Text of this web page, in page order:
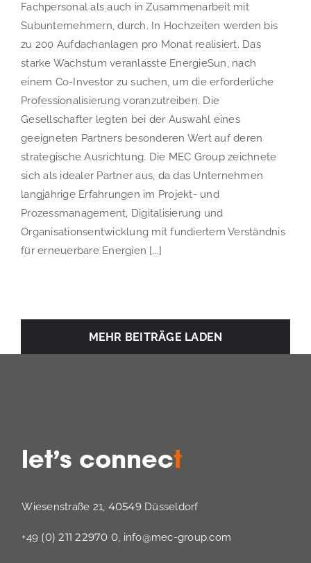
Fachpersonal als auch in Zusammenarbeit mit
Subunternehmern, durch. In Hochzeiten werden bis
zu 200 Aufdachanlagen pro Monat realisiert. Das
starke Wachstum veranlasste EnergieSun, nach
einem Co-Investor zu suchen, um die erforderliche
Professionalisierung voranzutreiben. Die
Gesellschafter legten bei der Auswahl eines
geeigneten Partners besonderen Wert auf deren
strategische Ausrichtung. Die MEC Group zeichnete
sich als idealer Partner aus, da das Unternehmen
langjährige Erfahrungen im Projekt- und
Prozessmanagement, Digitalisierung und
Organisationsentwicklung mit fundiertem Verständnis
für erneuerbare Energien [...]
MEHR BEITRÄGE LADEN
let’s connect
Wiesenstraße 21, 40549Düsseldorf
+49 (0) 211 22970 0 info@mec-group.com